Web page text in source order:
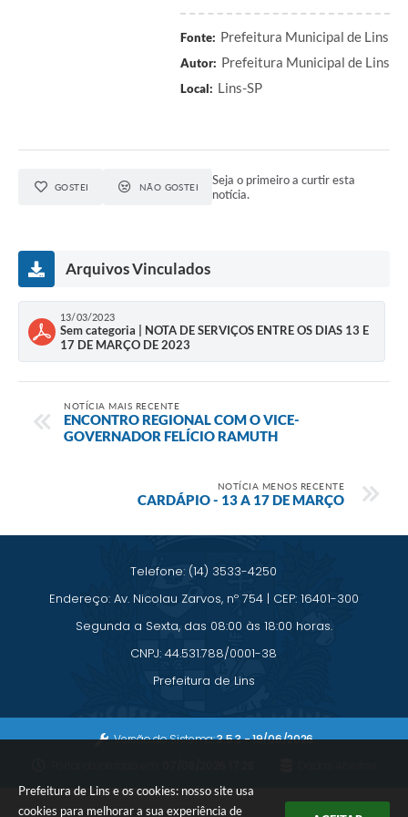
Prefeitura de Lins e os cookies: nosso site usa
cookies para melhorar a sua experiência de
Consulta Pública sobre o Plano Municipal de
Saneamento Básico de Lins
Lei Orgânica
Educação
Infraestrutura
Saúde
Plano de Contingência 2024-2025 Lins/SP
Tributos
Fonte: Prefeitura Municipal de Lins
Autor: Prefeitura Municipal de Lins
Local: Lins-SP
GOSTEI NÃO GOSTEI
Seja o primeiro a curtir esta
notícia.
Arquivos Vinculados
13/03/2023
Sem categoria | NOTA DE SERVIÇOS ENTRE OS DIAS 13 E
17 DE MARÇO DE 2023
NOTÍCIA MAIS RECENTE
ENCONTRO REGIONAL COM O VICE-
GOVERNADOR FELÍCIO RAMUTH
NOTÍCIA MENOS RECENTE
CARDÁPIO - 13 A 17 DE MARÇO
Telefone: (14) 3533-4250
Endereço: Av. Nicolau Zarvos, nº 754 | CEP: 16401-300
Segunda a Sexta, das 08:00 às 18:00 horas.
CNPJ: 44.531.788/0001-38
Prefeitura de Lins
Versão do Sistema:3.5.3 - 19/06/2026